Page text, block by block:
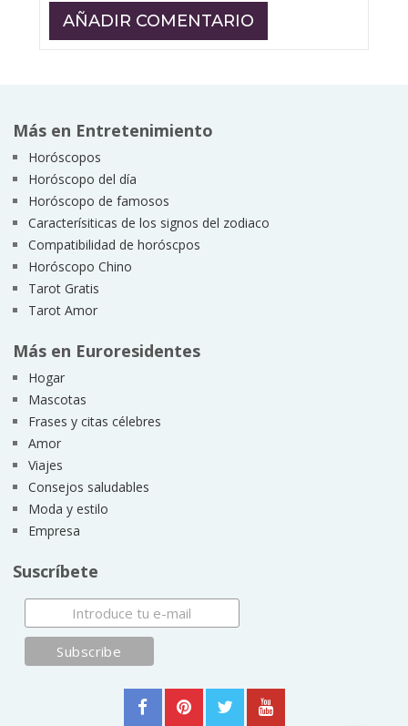
Más en Entretenimiento
Horóscopos
Horóscopo del día
Horóscopo de famosos
Caracterísiticas de los signos del zodiaco
Compatibilidad de horóscpos
Horóscopo Chino
Tarot Gratis
Tarot Amor
Más en Euroresidentes
Hogar
Mascotas
Frases y citas célebres
Amor
Viajes
Consejos saludables
Moda y estilo
Empresa
Suscríbete